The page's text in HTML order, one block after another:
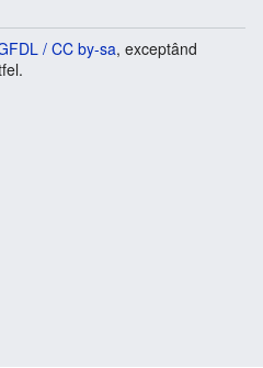
/ CC by-sa, exceptând